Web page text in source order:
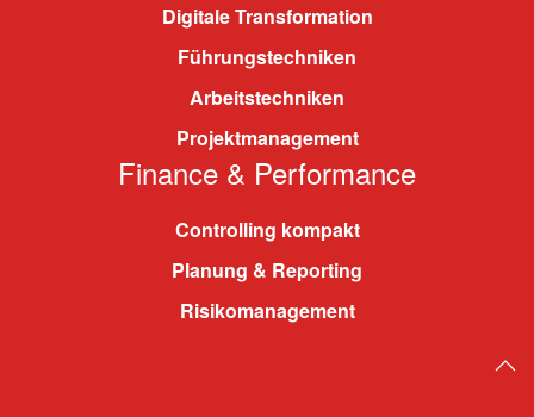
Digitale Transformation
Führungstechniken
Arbeitstechniken
Projektmanagement
Finance & Performance
Controlling kompakt
Planung & Reporting
Risikomanagement